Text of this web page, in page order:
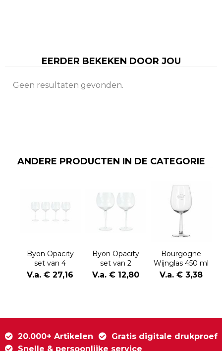
EERDER BEKEKEN DOOR JOU
Geen resultaten gevonden.
ANDERE PRODUCTEN IN DE CATEGORIE
Byon Opacity
set van 4
wijnglazen met
V.a. € 27,16
Byon Opacity
set van 2
wijnglazen met
V.a. € 12,80
Bourgogne
Wijnglas 450 ml
V.a. € 3,38
20.000+ Artikelen
Gratis digitale drukproef
Snelle & persoonlijke service